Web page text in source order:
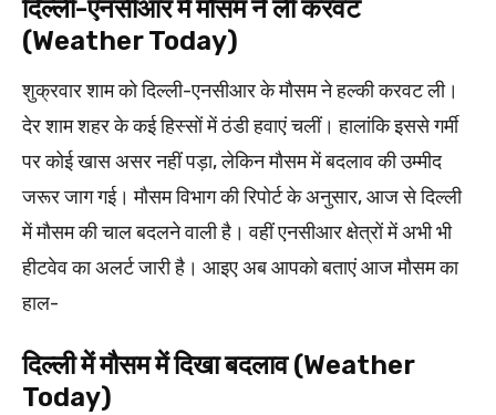
दिल्ली-एनसीआर में मौसम ने ली करवट
(Weather Today)
शुक्रवार शाम को दिल्ली-एनसीआर के मौसम ने हल्की करवट ली।
देर शाम शहर के कई हिस्सों में ठंडी हवाएं चलीं। हालांकि इससे गर्मी
पर कोई खास असर नहीं पड़ा, लेकिन मौसम में बदलाव की उम्मीद
जरूर जाग गई। मौसम विभाग की रिपोर्ट के अनुसार, आज से दिल्ली
में मौसम की चाल बदलने वाली है। वहीं एनसीआर क्षेत्रों में अभी भी
हीटवेव का अलर्ट जारी है। आइए अब आपको बताएं आज मौसम का
हाल-
दिल्ली में मौसम में दिखा बदलाव (Weather
Today)